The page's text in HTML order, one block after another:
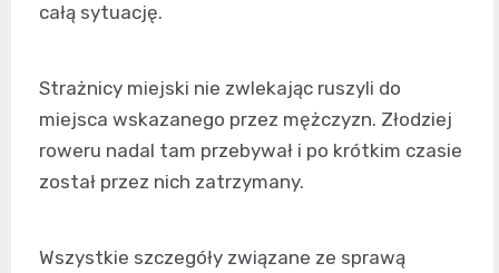
całą sytuację.
Strażnicy miejski nie zwlekając ruszyli do
miejsca wskazanego przez mężczyzn. Złodziej
roweru nadal tam przebywał i po krótkim czasie
został przez nich zatrzymany.
Wszystkie szczegóły związane ze sprawą